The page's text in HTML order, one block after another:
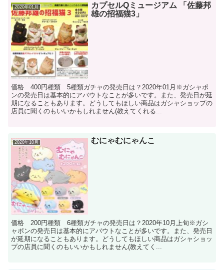
2020年01月
カプセルQミュージアム 「佐藤邦
雄の招福猫3」
価格 400円種類 5種類ガチャの発売日は？2020年01月※ガシャポ
ンの発売日は基本的にアバウトなことが多いです。また、発売日が延
期になることもあります。どうしてもほしい商品はガシャショップの
店員に聞くのもいいかもしれません(教えてくれる...
2020年10月 むにゃむにゃんこ
価格 200円種類 6種類ガチャの発売日は？2020年10月上旬※ガシ
ャポンの発売日は基本的にアバウトなことが多いです。また、発売日
が延期になることもあります。どうしてもほしい商品はガシャショッ
プの店員に聞くのもいいかもしれません(教えてく...